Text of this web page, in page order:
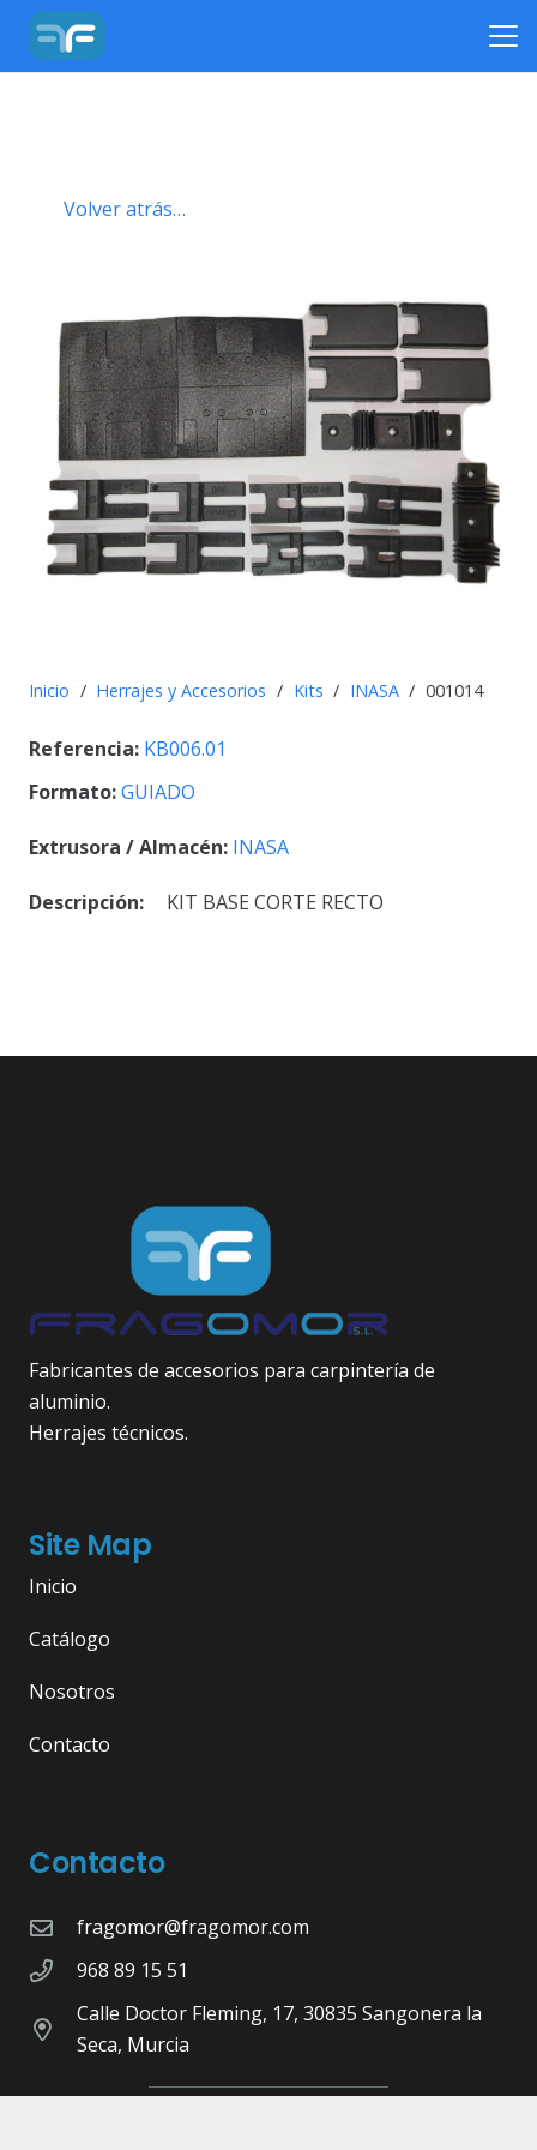
Volver atrás…
Inicio / Herrajes y Accesorios / Kits / INASA / 001014
Referencia: KB006.01
Formato:GUIADO
Extrusora / Almacén: INASA
Descripción: KIT BASE CORTE RECTO
Fabricantes de accesorios para carpintería de
aluminio.
Herrajes técnicos.
Site Map
Inicio
Catálogo
Nosotros
Contacto
Contacto
fragomor@fragomor.com
968 89 15 51
Calle Doctor Fleming, 17, 30835 Sangonera la
Seca, Murcia